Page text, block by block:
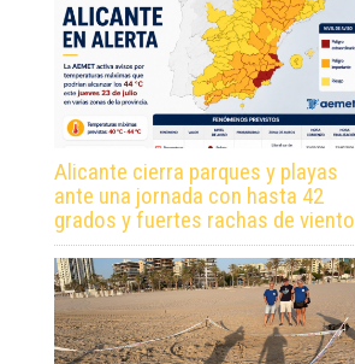
Alicante cierra parques y playas
ante una jornada con hasta 42
grados y fuertes rachas de viento